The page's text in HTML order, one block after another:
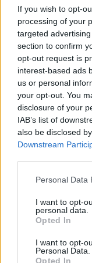
If you wish to opt-
processing of your
targeted
section to confirm
opt-out request is
interest-based ads
us or personal
your opt-out. You
disclosure of your
IAB’s list of
also be disclosed
Downstream
Please note that
not limited to your
grant or deny
use your data for
consent section.
Personal Data
I want to opt-
personal data.
Opted In
I want to opt-
Personal Data.
Opted In